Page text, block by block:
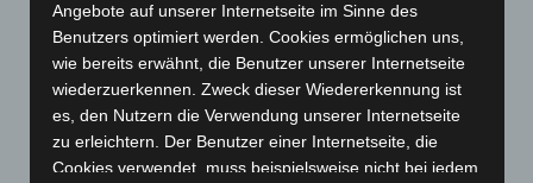
November 2022(167)
Oktober 2022(166)
September 2022(205)
August 2022(166)
Juli 2022
Angebote auf unserer Internetseite im Sinne des
Benutzers optimiert werden. Cookies ermöglichen uns,
wie bereits erwähnt, die Benutzer unserer Internetseite
wiederzuerkennen. Zweck dieser Wiedererkennung ist
es, den Nutzern die Verwendung unserer Internetseite
zu erleichtern. Der Benutzer einer Internetseite, die
Cookies verwendet, muss beispielsweise nicht bei jedem